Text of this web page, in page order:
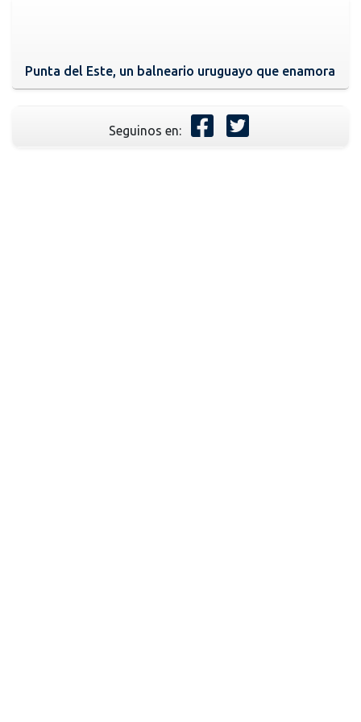
Punta del Este, un balneario uruguayo que enamora
Seguinos en: